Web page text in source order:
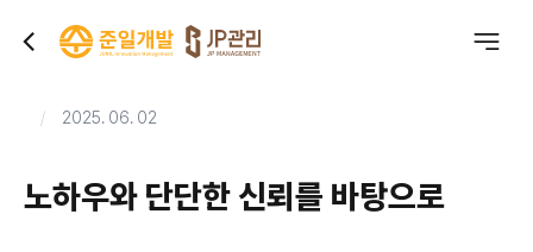
2025. 06. 02
노하우와 단단한 신뢰를 바탕으로